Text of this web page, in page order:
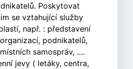
Poskytovat
se vztahující služby
např. : představení
podnikatelů,
samospráv, ....
jevy ( letáky, centra,